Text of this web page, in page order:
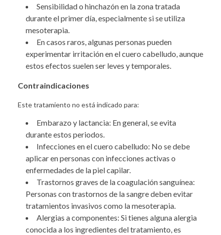
Sensibilidad o hinchazón en la zona tratada
durante el primer día, especialmente si se utiliza
mesoterapia.
En casos raros, algunas personas pueden
experimentar irritación en el cuero cabelludo, aunque
estos efectos suelen ser leves y temporales.
Contraindicaciones
Este tratamiento no está indicado para:
Embarazo y lactancia: En general, se evita
durante estos periodos.
Infecciones en el cuero cabelludo: No se debe
aplicar en personas con infecciones activas o
enfermedades de la piel capilar.
Trastornos graves de la coagulación sanguínea:
Personas con trastornos de la sangre deben evitar
tratamientos invasivos como la mesoterapia.
Alergias a componentes: Si tienes alguna alergia
conocida a los ingredientes del tratamiento, es